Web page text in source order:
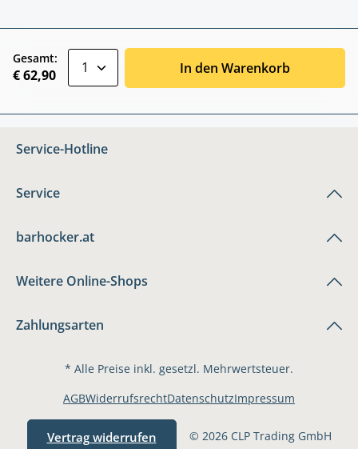
Gesamt:
€ 62,90 In den Warenkorb
Service-Hotline
Service
barhocker.at
Weitere Online-Shops
Zahlungsarten
* Alle Preise inkl. gesetzl. Mehrwertsteuer.
Vertrag widerrufen © 2026 CLP Trading GmbH
AGBWiderrufsrechtDatenschutzImpressum